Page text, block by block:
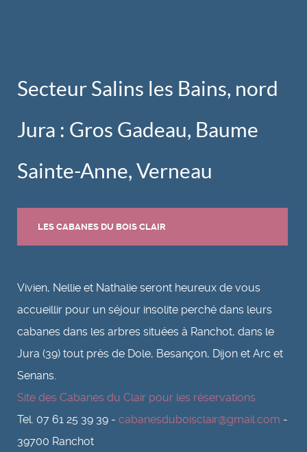
Secteur Salins les Bains, nord
Jura : Gros Gadeau, Baume
Sainte-Anne, Verneau
LES CABANES DU BOIS CLAIR
Vivien, Nellie et Nathalie seront heureux de vous
accueillir pour un séjour insolite perché dans leurs
cabanes dans les arbres situées à Ranchot, dans le
Jura (39) tout près de Dole, Besançon, Dijon et Arc et
Senans.
Site des Cabanes du Clair pour les réservations
Tel. 07 61 25 39 39 - cabanesduboisclair@gmail.com -
39700 Ranchot